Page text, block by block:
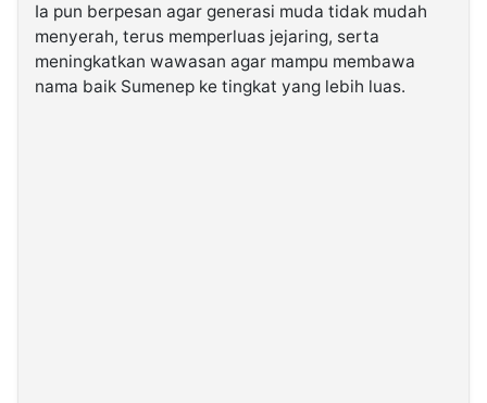
Ia pun berpesan agar generasi muda tidak mudah
menyerah, terus memperluas jejaring, serta
meningkatkan wawasan agar mampu membawa
nama baik Sumenep ke tingkat yang lebih luas.